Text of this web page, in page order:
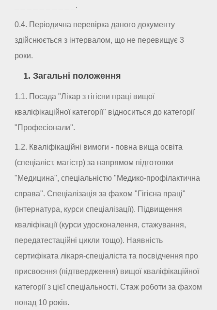
_ _ _ _ _ _ _ _ _ _.
0.4. Періодична перевірка даного документу
здійснюється з інтервалом, що не перевищує 3
роки.
1. Загальні положення
1.1. Посада "Лікар з гігієни праці вищої
кваліфікаційної категорії" відноситься до категорії
"Професіонали".
1.2. Кваліфікаційні вимоги - повна вища освіта
(спеціаліст, магістр) за напрямом підготовки
"Медицина", спеціальністю "Медико-профілактична
справа". Спеціалізація за фахом "Гігієна праці"
(інтернатура, курси спеціалізації). Підвищення
кваліфікації (курси удосконалення, стажування,
передатестаційні цикли тощо). Наявність
сертифіката лікаря-спеціаліста та посвідчення про
присвоєння (підтвердження) вищої кваліфікаційної
категорії з цієї спеціальності. Стаж роботи за фахом
понад 10 років.